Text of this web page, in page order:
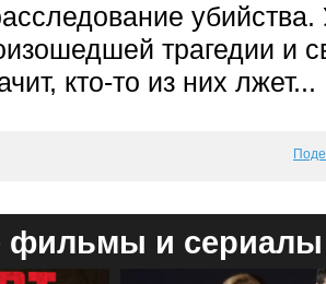
трагедии и
кто-то из них лжет...
фильмы и сериалы